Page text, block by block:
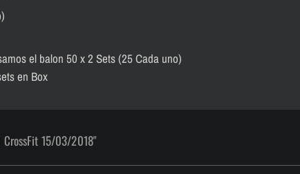
el balon 50 x 2 Sets (25 Cada uno)
en Box
CrossFit 15/03/2018"